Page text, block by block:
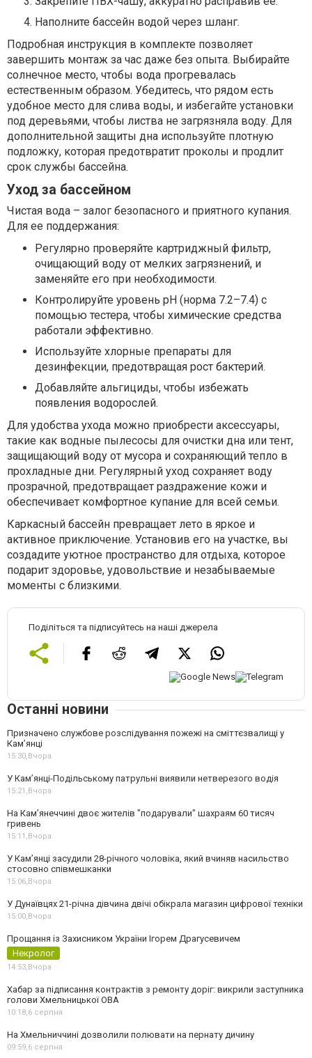
Наполните бассейн водой через шланг.
Подробная инструкция в комплекте позволяет
завершить монтаж за час даже без опыта. Выбирайте
солнечное место, чтобы вода прогревалась
естественным образом. Убедитесь, что рядом есть
удобное место для слива воды, и избегайте установки
под деревьями, чтобы листва не загрязняла воду. Для
дополнительной защиты дна используйте плотную
подложку, которая предотвратит проколы и продлит
срок службы бассейна.
Уход за бассейном
Чистая вода – залог безопасного и приятного купания.
Для ее поддержания:
Регулярно проверяйте картриджный фильтр,
очищающий воду от мелких загрязнений, и
заменяйте его при необходимости.
Контролируйте уровень pH (норма 7.2–7.4) с
помощью тестера, чтобы химические средства
работали эффективно.
Используйте хлорные препараты для
дезинфекции, предотвращая рост бактерий.
Добавляйте альгициды, чтобы избежать
появления водорослей.
Для удобства ухода можно приобрести аксессуары,
такие как водные пылесосы для очистки дна или тент,
защищающий воду от мусора и сохраняющий тепло в
прохладные дни. Регулярный уход сохраняет воду
прозрачной, предотвращает раздражение кожи и
обеспечивает комфортное купание для всей семьи.
Каркасный бассейн превращает лето в яркое и
активное приключение. Установив его на участке, вы
создадите уютное пространство для отдыха, которое
подарит здоровье, удовольствие и незабываемые
моменты с близкими.
Поділіться та підписуйтесь на наші джерела
Останні новини
Призначено службове розслідування пожежі на сміттєзвалищі у
Кам’янці
15:30,Вчора
У Кам’янці-Подільському патрульні виявили нетверезого водія
15:21,Вчора
На Камʼянеччині двоє жителів "подарували" шахраям 60 тисяч
гривень
15:11,Вчора
У Камʼянці засудили 28-річного чоловіка, який вчиняв насильство
стосовно співмешканки
15:06,Вчора
У Дунаївцях 21-річна дівчина двічі обікрала магазин цифрової техніки
15:00,Вчора
Прощання із Захисником України Ігорем Драгусевичем
Некролог
14:53,Вчора
Хабар за підписання контрактів з ремонту доріг: викрили заступника
голови Хмельницької ОВА
10:18,6 серпня
На Хмельниччині дозволили полювати на пернату дичину
09:59,6 серпня